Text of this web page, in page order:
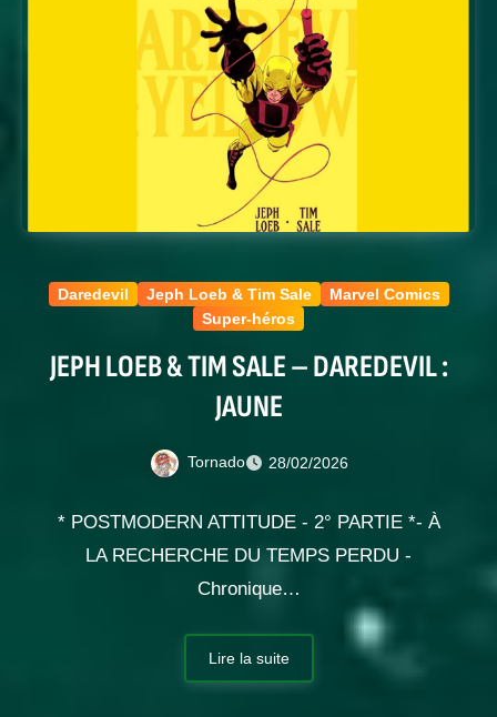
Daredevil Jeph Loeb & Tim Sale
Marvel Comics
Super-héros
JEPH LOEB & TIM SALE – DAREDEVIL :
JAUNE
Tornado 28/02/2026
* POSTMODERN ATTITUDE - 2° PARTIE *- À
LA RECHERCHE DU TEMPS PERDU -
Chronique…
Lire la suite